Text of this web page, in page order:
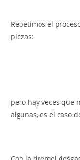
Repetimos el
piezas:
pero hay veces que
algunas, es el caso